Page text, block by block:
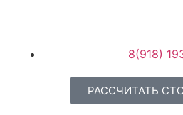
8(918)
РАССЧИТАТЬ